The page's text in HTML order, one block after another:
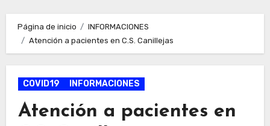
Página de inicio
INFORMACIONES
Atención a pacientes en C.S. Canillejas
COVID19 INFORMACIONES
Atención a pacientes en